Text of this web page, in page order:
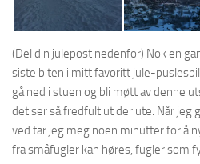
(Del din julepost nedenfor) Nok en
siste biten i mitt favoritt jule-
gå ned i stuen og bli møtt av denne
det ser så fredfult ut der ute. Når jeg
ved tar jeg meg noen minutter for å
fra småfugler kan høres, fugler som